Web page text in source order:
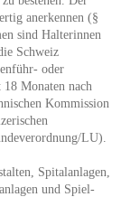
anerkennen (§
sind Halterinnen
Schweiz
oder
Monaten nach
Kommission
LU).
Spitalanlagen,
und Spiel-